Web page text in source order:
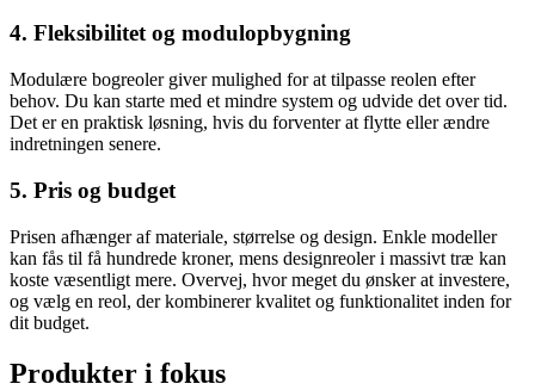
4. Fleksibilitet og modulopbygning
Modulære bogreoler giver mulighed for at tilpasse reolen efter
behov. Du kan starte med et mindre system og udvide det over tid.
Det er en praktisk løsning, hvis du forventer at flytte eller ændre
indretningen senere.
5. Pris og budget
Prisen afhænger af materiale, størrelse og design. Enkle modeller
kan fås til få hundrede kroner, mens designreoler i massivt træ kan
koste væsentligt mere. Overvej, hvor meget du ønsker at investere,
og vælg en reol, der kombinerer kvalitet og funktionalitet inden for
dit budget.
Produkter i fokus